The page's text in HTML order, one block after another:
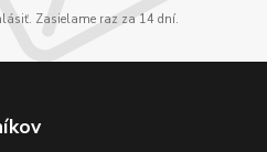
Zasielame raz za 14 dní.